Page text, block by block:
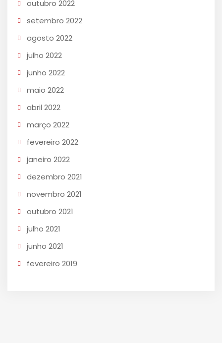
outubro 2022
setembro 2022
agosto 2022
julho 2022
junho 2022
maio 2022
abril 2022
março 2022
fevereiro 2022
janeiro 2022
dezembro 2021
novembro 2021
outubro 2021
julho 2021
junho 2021
fevereiro 2019